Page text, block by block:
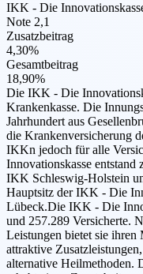
IKK - Die
Note 2,1
Zusatzbeitrag
4,30%
Gesamtbeitrag
18,90%
Die IKK - Die
Krankenkasse. Die
Jahrhundert aus
die Krankenversicherung
IKKn jedoch für alle
Innovationskasse entstand
IKK Schleswig-Holstein
Hauptsitz der IKK - Die
Lübeck.Die IKK - Die
und 257.289 Versicherte.
Leistungen bietet sie ihren
attraktive
alternative Heilmethoden.